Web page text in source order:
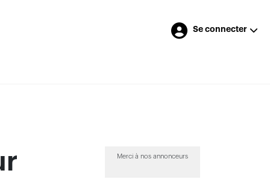
Se connecter
Merci à nos annonceurs